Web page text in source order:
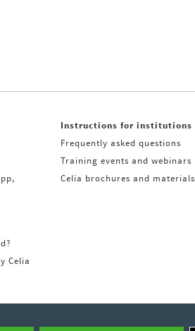
Celia
Instructions for institutions
Frequently asked questions
Training events and webinars
Celia brochures and materials